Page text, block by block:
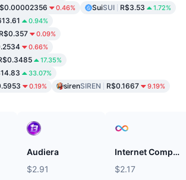
0.46% SuiSUI R$3.53 1.72%
0.94%
R$0.357 0.09%
0.66%
17.35%
33.07%
0.19% sirenSIREN R$0.1667 9.19%
Audiera
$2.91
Internet Computer
$2.17